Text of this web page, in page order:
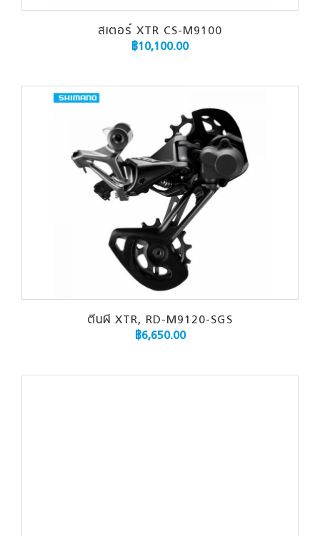
สเตอร์ XTR CS-M9100
฿10,100.00
ตีนผี XTR, RD-M9120-SGS
฿6,650.00